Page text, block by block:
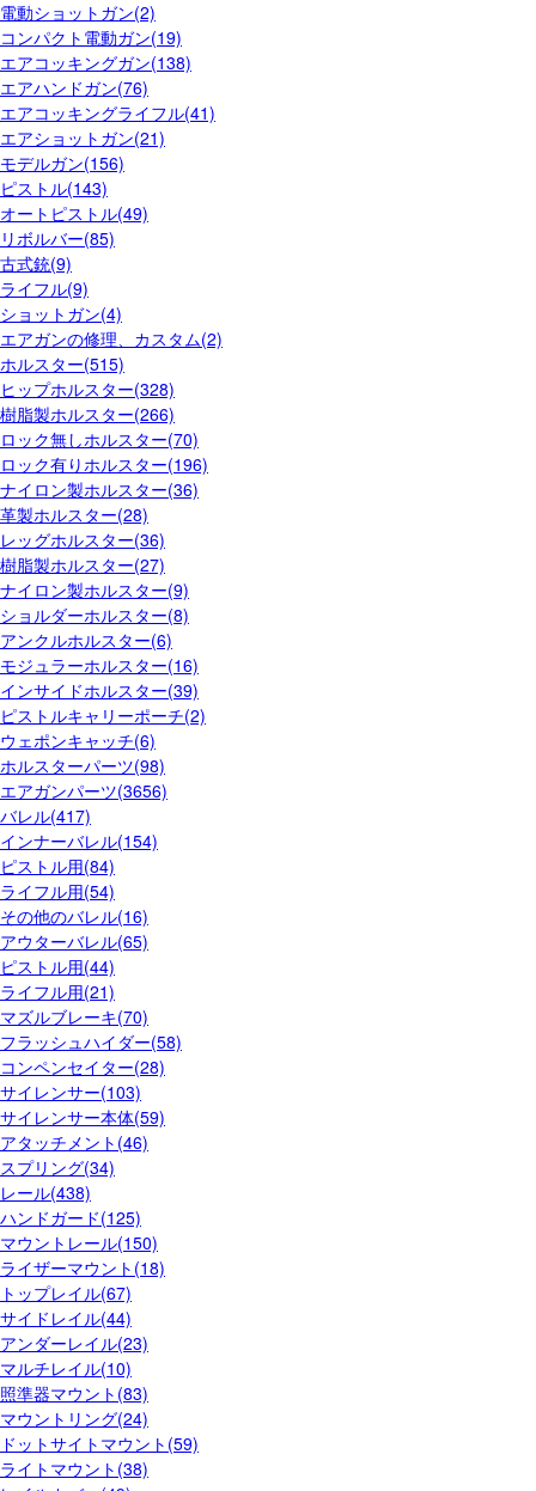
電動ショットガン(2)
コンパクト電動ガン(19)
エアコッキングガン(138)
エアハンドガン(76)
エアコッキングライフル(41)
エアショットガン(21)
モデルガン(156)
ピストル(143)
オートピストル(49)
リボルバー(85)
古式銃(9)
ライフル(9)
ショットガン(4)
エアガンの修理、カスタム(2)
ホルスター(515)
ヒップホルスター(328)
樹脂製ホルスター(266)
ロック無しホルスター(70)
ロック有りホルスター(196)
ナイロン製ホルスター(36)
革製ホルスター(28)
レッグホルスター(36)
樹脂製ホルスター(27)
ナイロン製ホルスター(9)
ショルダーホルスター(8)
アンクルホルスター(6)
モジュラーホルスター(16)
インサイドホルスター(39)
ピストルキャリーポーチ(2)
ウェポンキャッチ(6)
ホルスターパーツ(98)
エアガンパーツ(3656)
バレル(417)
インナーバレル(154)
ピストル用(84)
ライフル用(54)
その他のバレル(16)
アウターバレル(65)
ピストル用(44)
ライフル用(21)
マズルブレーキ(70)
フラッシュハイダー(58)
コンペンセイター(28)
サイレンサー(103)
サイレンサー本体(59)
アタッチメント(46)
スプリング(34)
レール(438)
ハンドガード(125)
マウントレール(150)
ライザーマウント(18)
トップレイル(67)
サイドレイル(44)
アンダーレイル(23)
マルチレイル(10)
照準器マウント(83)
マウントリング(24)
ドットサイトマウント(59)
ライトマウント(38)